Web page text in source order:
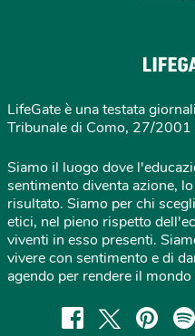
LifeGate è una testata
Tribunale di Como, 27/2001
Siamo il luogo dove
sentimento diventa azione,
risultato. Siamo per chi
etici, nel pieno rispetto
viventi in esso presenti.
vivere con sentimento e di
agendo per rendere il